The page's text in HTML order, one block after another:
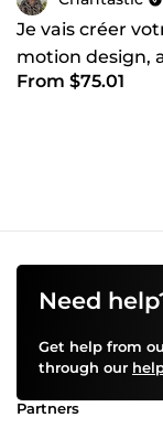
Je vais créer
motion design,
publicité
From $75.01
Need
Get help from
through our
Partners